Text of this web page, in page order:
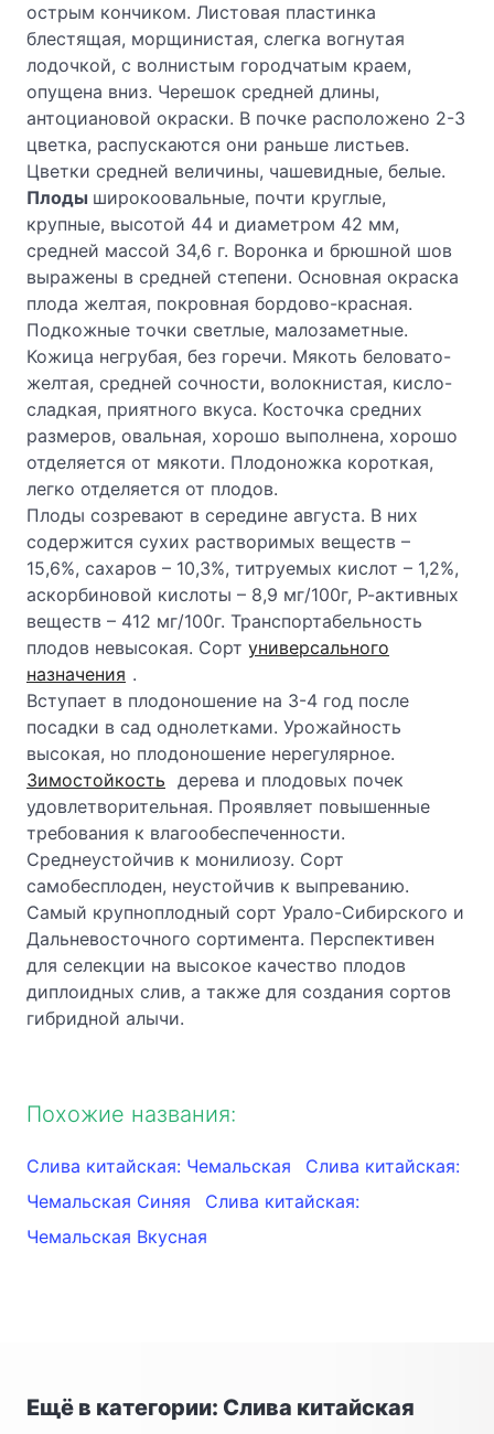
острым кончиком. Листовая пластинка
блестящая, морщинистая, слегка вогнутая
лодочкой, с волнистым городчатым краем,
опущена вниз. Черешок средней длины,
антоциановой окраски. В почке расположено 2-3
цветка, распускаются они раньше листьев.
Цветки средней величины, чашевидные, белые.
Плоды широкоовальные, почти круглые,
крупные, высотой 44 и диаметром 42 мм,
средней массой 34,6 г. Воронка и брюшной шов
выражены в средней степени. Основная окраска
плода желтая, покровная бордово-красная.
Подкожные точки светлые, малозаметные.
Кожица негрубая, без горечи. Мякоть беловато-
желтая, средней сочности, волокнистая, кисло-
сладкая, приятного вкуса. Косточка средних
размеров, овальная, хорошо выполнена, хорошо
отделяется от мякоти. Плодоножка короткая,
легко отделяется от плодов.
Плоды созревают в середине августа. В них
содержится сухих растворимых веществ –
15,6%, сахаров – 10,3%, титруемых кислот – 1,2%,
аскорбиновой кислоты – 8,9 мг/100г, Р-активных
веществ – 412 мг/100г. Транспортабельность
плодов невысокая. Сорт универсального
назначения .
Вступает в плодоношение на 3-4 год после
посадки в сад однолетками. Урожайность
высокая, но плодоношение нерегулярное.
Зимостойкость дерева и плодовых почек
удовлетворительная. Проявляет повышенные
требования к влагообеспеченности.
Среднеустойчив к монилиозу. Сорт
самобесплоден, неустойчив к выпреванию.
Самый крупноплодный сорт Урало-Сибирского и
Дальневосточного сортимента. Перспективен
для селекции на высокое качество плодов
диплоидных слив, а также для создания сортов
гибридной алычи.
Похожие названия:
Слива китайская: Чемальская
Слива китайская:
Чемальская Синяя
Слива китайская:
Чемальская Вкусная
Ещё в категории: Слива китайская